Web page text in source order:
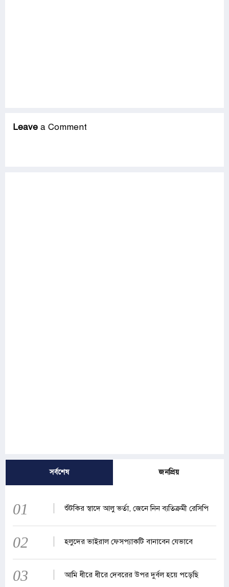
Leave a Comment
সর্বশেষ জনপ্রিয়
01 শুঁটকির স্বাদে আলু ভর্তা, জেনে নিন ব্যতিক্রমী রেসিপি
02 হলুদের ভাইরাল ফেসপ্যাকটি বানাবেন যেভাবে
03 আমি ধীরে ধীরে দেবরের উপর দুর্বল হয়ে পড়েছি